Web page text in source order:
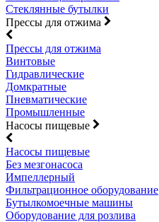
Стеклянные бутылки
Прессы для отжима
Прессы для отжима
Винтовые
Гидравлические
Домкратные
Пневматические
Промышленные
Насосы пищевые
Насосы пищевые
Без мезгонасоса
Импеллерный
Фильтрационное оборудование
Бутылкомоечные машины
Оборудование для розлива